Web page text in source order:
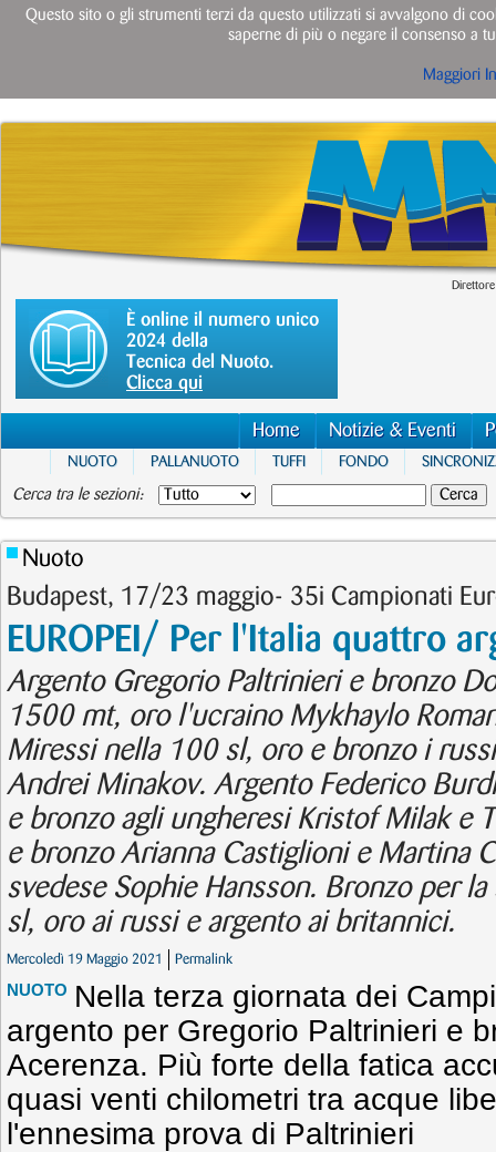
È online il numero unico
2024 della
Tecnica del Nuoto.
Clicca qui
Home Notizie & Eventi
NUOTO PALLANUOTO TUFFI FONDO
Cerca tra le sezioni:
Nuoto
Budapest, 17/23 maggio- 35i Campionati
EUROPEI/ Per l'Italia quattro
Argento Gregorio Paltrinieri e bronzo
1500 mt, oro l'ucraino Mykhaylo
Miressi nella 100 sl, oro e bronzo i
Andrei Minakov. Argento Federico
e bronzo agli ungheresi Kristof Milak e
e bronzo Arianna Castiglioni e Martina
svedese Sophie Hansson. Bronzo per
sl, oro ai russi e argento ai britannici.
Mercoledì 19 Maggio 2021 Permalink
NUOTO Nella terza giornata dei
argento per Gregorio Paltrinieri e
Acerenza. Più forte della fatica
quasi venti chilometri tra acque
l'ennesima prova di Paltrinieri
Questo sito o gli strumenti terzi da questo utilizzati si avvalgono di
saperne di più o negare il consenso a
Maggiori